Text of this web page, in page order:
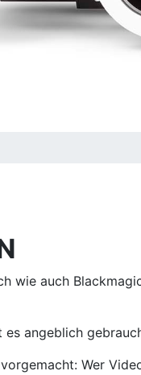
wie auch
es angeblich
Wer